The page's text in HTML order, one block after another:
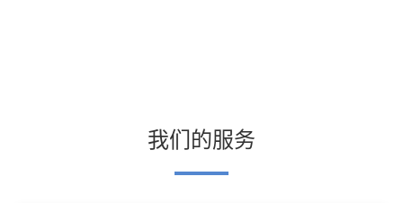
我们的服务